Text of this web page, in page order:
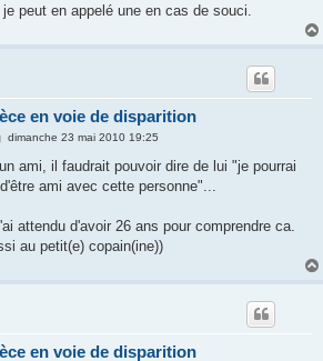
peut en appelé une en cas de souci.
en voie de disparition
M
s
a
dimanche 23 mai 2010 19:25
ami, il faudrait pouvoir dire de lui "je pourrai
ami avec cette personne"...
attendu d'avoir 26 ans pour comprendre ca.
au petit(e) copain(ine))
en voie de disparition